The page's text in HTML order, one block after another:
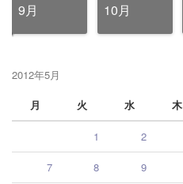
9月 10月
2012年5月
月
火 水 木
1 2
7 8 9